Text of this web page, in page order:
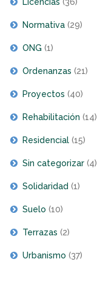
Licencias (36)
Normativa (29)
ONG (1)
Ordenanzas (21)
Proyectos (40)
Rehabilitación (14)
Residencial (15)
Sin categorizar (4)
Solidaridad (1)
Suelo (10)
Terrazas (2)
Urbanismo (37)